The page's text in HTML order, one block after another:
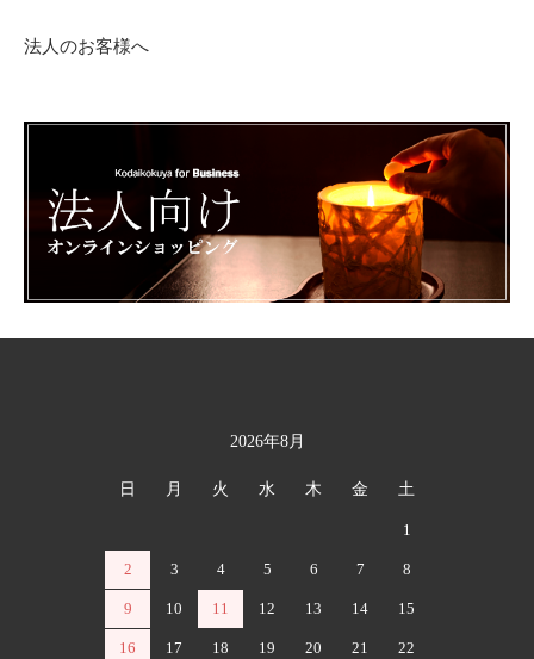
法人のお客様へ
2026年8月
日 月 火 水 木 金 土
1
2 3 4 5 6 7 8
9 10 11 12 13 14 15
16 17 18 19 20 21 22